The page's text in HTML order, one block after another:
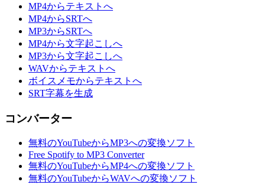
MP4からテキストへ
MP4からSRTへ
MP3からSRTへ
MP4から文字起こしへ
MP3から文字起こしへ
WAVからテキストへ
ボイスメモからテキストへ
SRT字幕を生成
コンバーター
無料のYouTubeからMP3への変換ソフト
Free Spotify to MP3 Converter
無料のYouTubeからMP4への変換ソフト
無料のYouTubeからWAVへの変換ソフト